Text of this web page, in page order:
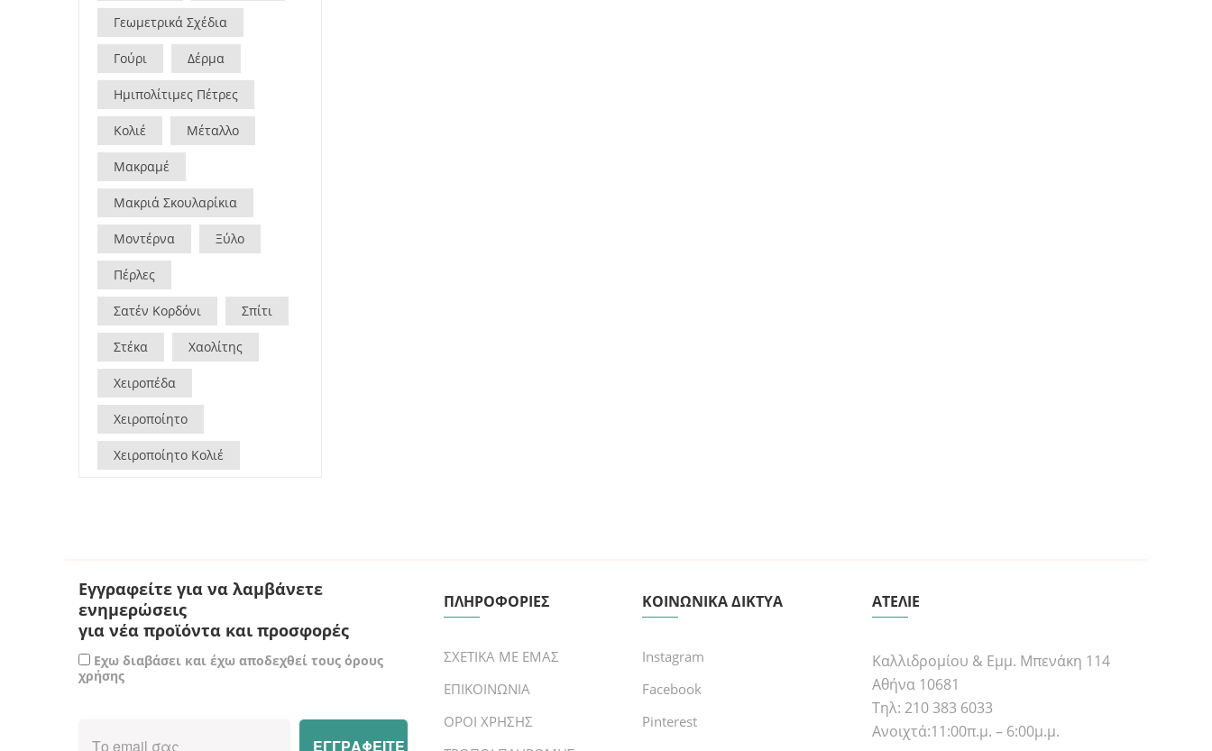
Γεωμετρικά Σχέδια
Γούρι Δέρμα
Ημιπολίτιμες Πέτρες
Κολιέ Μέταλλο
Μακραμέ
Μακριά Σκουλαρίκια
Μοντέρνα Ξύλο
Πέρλες
Σατέν Κορδόνι Σπίτι
Στέκα Χαολίτης
Χειροπέδα
Χειροποίητο
Χειροποίητο Κολιέ
Εγγραφείτε για να λαμβάνετε
ενημερώσεις
για νέα προϊόντα και προσφορές
Εχω διαβάσει και έχω αποδεχθεί τους όρους
χρήσης
ΠΛΗΡΟΦΟΡΙΕΣ
ΣΧΕΤΙΚΑ ΜΕ ΕΜΑΣ
ΕΠΙΚΟΙΝΩΝΙΑ
ΟΡΟΙ ΧΡΗΣΗΣ
ΚΟΙΝΩΝΙΚΑ ΔΙΚΤΥΑ
Instagram
Facebook
Pinterest
ΑΤΕΛΙΕ
Καλλιδρομίου & Εμμ. Μπενάκη 114
Αθήνα 10681
Τηλ: 210 383 6033
Ανοιχτά:11:00π.μ. – 6:00μ.μ.